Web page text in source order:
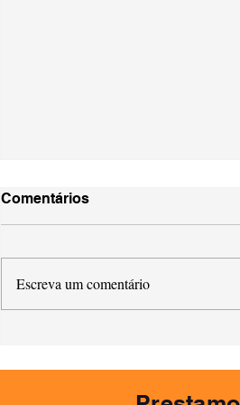
Comentários
Escreva um comentário